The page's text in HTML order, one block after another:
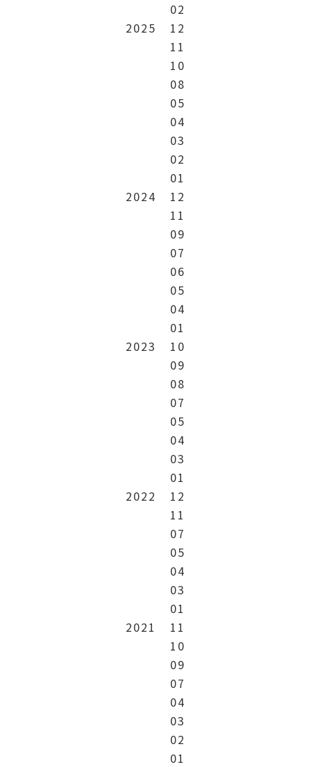
02
2025
12
11
10
08
05
04
03
02
01
2024
12
11
09
07
06
05
04
01
2023
10
09
08
07
05
04
03
01
2022
12
11
07
05
04
03
01
2021
11
10
09
07
04
03
02
01